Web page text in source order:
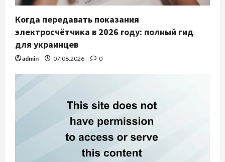
Когда передавать показания
электросчётчика в 2026 году: полный гид
для украинцев
admin 07.08.2026 0